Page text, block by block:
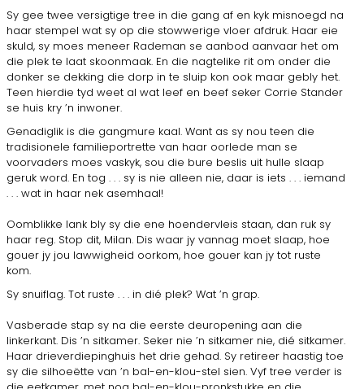
Sy gee twee versigtige tree in die gang af en kyk misnoegd na
haar stempel wat sy op die stowwerige vloer afdruk. Haar eie
skuld, sy moes meneer Rademan se aanbod aanvaar het om
die plek te laat skoonmaak. En die nagtelike rit om onder die
donker se dekking die dorp in te sluip kon ook maar gebly het.
Teen hierdie tyd weet al wat leef en beef seker Corrie Stander
se huis kry ’n inwoner.
Genadiglik is die gangmure kaal. Want as sy nou teen die
tradisionele familieportrette van haar oorlede man se
voorvaders moes vaskyk, sou die bure beslis uit hulle slaap
geruk word. En tog . . . sy is nie alleen nie, daar is iets . . . iemand
. . . wat in haar nek asemhaal!
Oomblikke lank bly sy die ene hoendervleis staan, dan ruk sy
haar reg. Stop dit, Milan. Dis waar jy vannag moet slaap, hoe
gouer jy jou lawwigheid oorkom, hoe gouer kan jy tot ruste
kom.
Sy snuiflag. Tot ruste . . . in dié plek? Wat ’n grap.
Vasberade stap sy na die eerste deuropening aan die
linkerkant. Dis ’n sitkamer. Seker nie ’n sitkamer nie, dié sitkamer.
Haar drieverdiepinghuis het drie gehad. Sy retireer haastig toe
sy die silhoeëtte van ’n bal-en-klou-stel sien. Vyf tree verder is